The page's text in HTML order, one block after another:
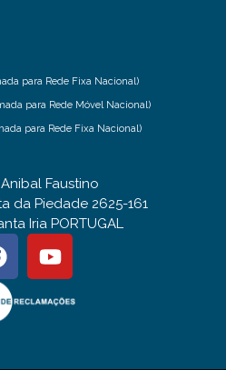
para Rede Fixa Nacional)
para Rede Móvel Nacional)
para Rede Fixa Nacional)
Faustino
da Piedade 2625-161
Iria PORTUGAL